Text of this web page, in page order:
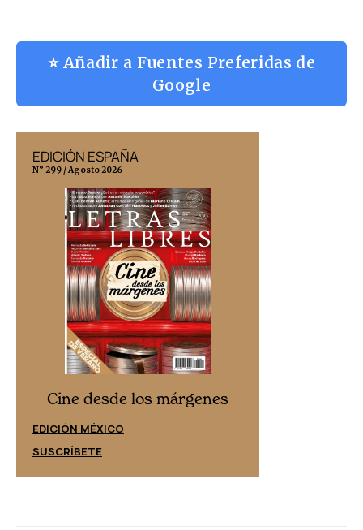
⭐ Añadir a Fuentes Preferidas de
Google
EDICIÓN ESPAÑA
N° 299 / Agosto 2026
Cine desde los márgenes
EDICIÓN MÉXICO
SUSCRÍBETE